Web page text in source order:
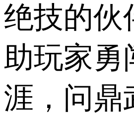
绝技的伙
助玩家勇
涯，问鼎